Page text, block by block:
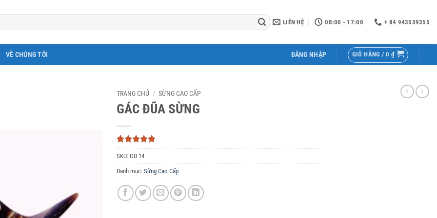
LIÊN HỆ 08:00 - 17:00 + 84 943539355
VỀ CHÚNG TÔI ĐĂNG NHẬP GIỎ HÀNG / 0 ₫
TRANG CHỦ / SỪNG CAO CẤP
GÁC ĐŨA SỪNG
5trên 5
dựa trên
3
đánh giá
SKU: GD 14
Danh mục: Sừng Cao Cấp